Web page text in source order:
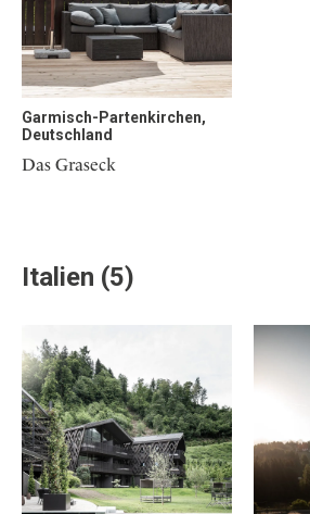
Mexico
Niederlande
Österreich
Portugal
Schweden
Persönlichkeiten
Our Story
Career
Kontakt
Impressum
Adventkalender
Garmisch-Partenkirchen,
Deutschland
Das Graseck
Italien (5)